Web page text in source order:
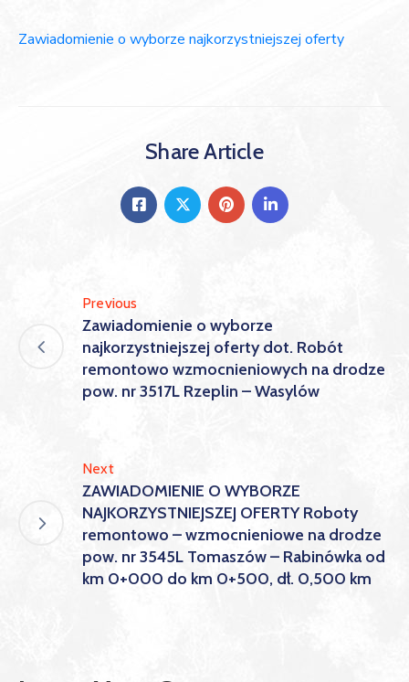
Zawiadomienie o wyborze najkorzystniejszej oferty
Share Article
Previous
Zawiadomienie o wyborze
najkorzystniejszej oferty dot. Robót
remontowo wzmocnieniowych na drodze
pow. nr 3517L Rzeplin – Wasylów
Next
ZAWIADOMIENIE O WYBORZE
NAJKORZYSTNIEJSZEJ OFERTY Roboty
remontowo – wzmocnieniowe na drodze
pow. nr 3545L Tomaszów – Rabinówka od
km 0+000 do km 0+500, dł. 0,500 km